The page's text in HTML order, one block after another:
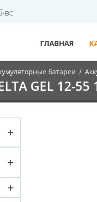
вс
ГЛАВНАЯ
батареи /
GEL 12-55
+
+
+